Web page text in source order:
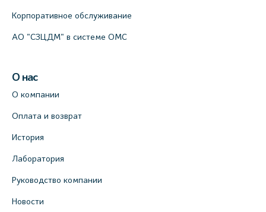
Корпоративное обслуживание
АО "СЗЦДМ" в системе ОМС
О нас
О компании
Оплата и возврат
История
Лаборатория
Руководство компании
Новости